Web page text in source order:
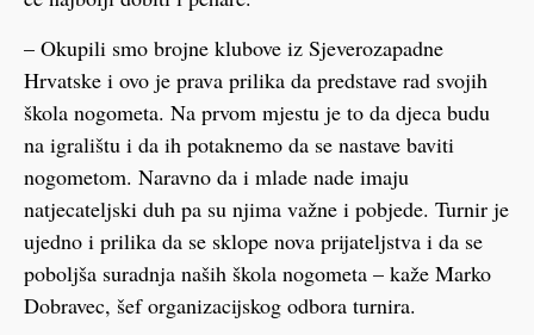
– Okupili smo brojne klubove iz Sjeverozapadne
Hrvatske i ovo je prava prilika da predstave rad svojih
škola nogometa. Na prvom mjestu je to da djeca budu
na igralištu i da ih potaknemo da se nastave baviti
nogometom. Naravno da i mlade nade imaju
natjecateljski duh pa su njima važne i pobjede. Turnir je
ujedno i prilika da se sklope nova prijateljstva i da se
poboljša suradnja naših škola nogometa – kaže Marko
Dobravec, šef organizacijskog odbora turnira.